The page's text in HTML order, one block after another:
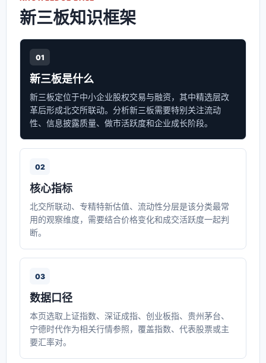
新三板知识框架
01
新三板是什么
新三板定位于中小企业股权交易与融资，其中精选层改
革后形成北交所联动。分析新三板需要特别关注流动
性、信息披露质量、做市活跃度和企业成长阶段。
02
核心指标
北交所联动、专精特新估值、流动性分层是该分类最常
用的观察维度，需要结合价格变化和成交活跃度一起判
断。
03
数据口径
本页选取上证指数、深证成指、创业板指、贵州茅台、
宁德时代作为相关行情参照，覆盖指数、代表股票或主
要汇率对。